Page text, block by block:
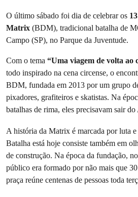
O último sábado foi dia de celebrar os
Matrix (BDM), tradicional batalha de
Campo (SP), no Parque da Juventude.
Com o tema “Uma viagem de volta ao
todo inspirado na cena circense, o
BDM, fundada em 2013 por um grupo
pixadores, grafiteiros e skatistas. Na
batalhas de rima, eles precisavam sair
A história da Matrix é marcada por luta
Batalha está hoje consiste também em
de construção. Na época da fundação,
público era formado por não mais que
praça reúne centenas de pessoas toda